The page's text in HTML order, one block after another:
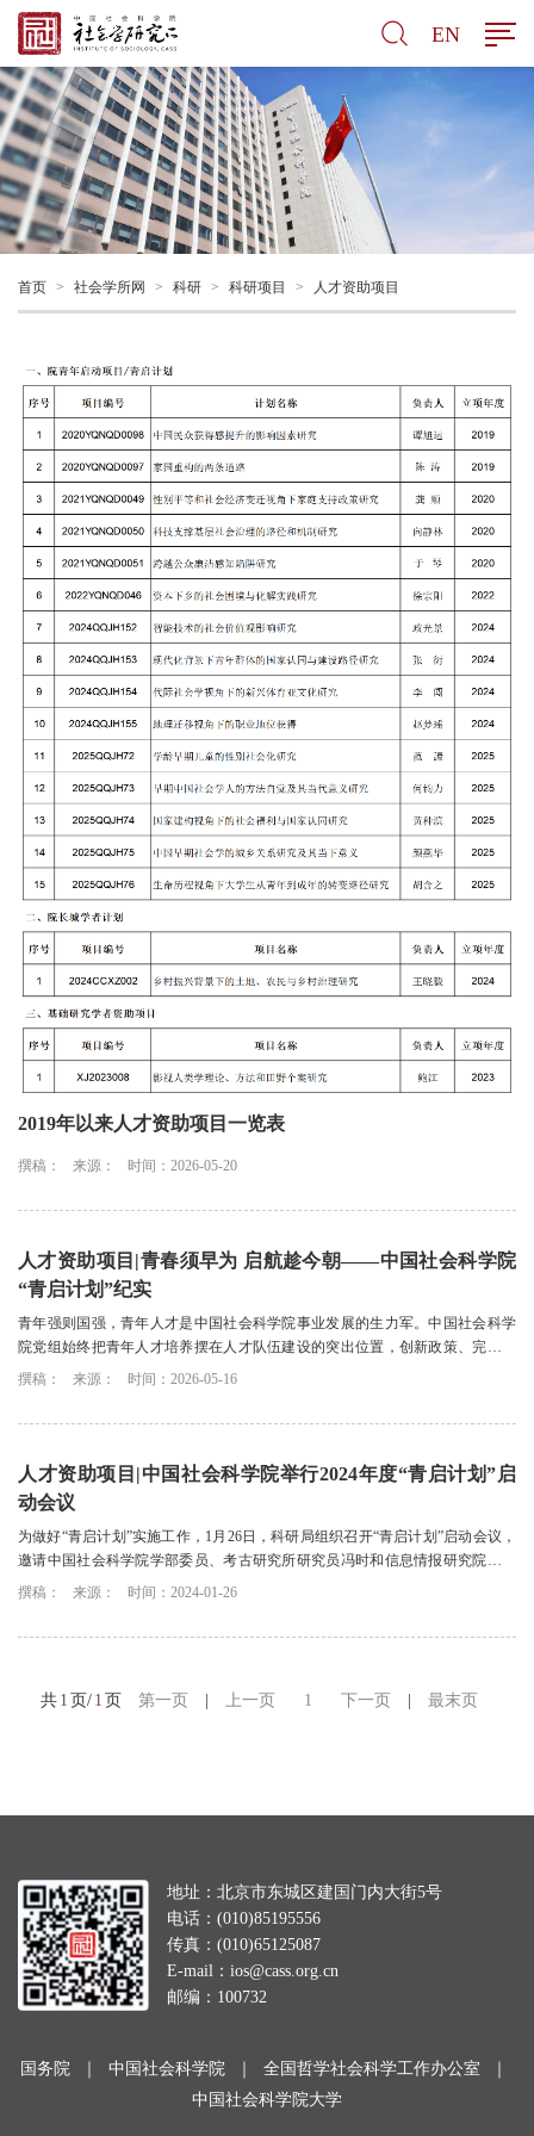
EN
首页 > 社会学所网 > 科研 > 科研项目 > 人才资助项目
2019年以来人才资助项目一览表
撰稿： 来源： 时间：2026-05-20
人才资助项目|青春须早为 启航趁今朝——中国社会科学院
“青启计划”纪实
青年强则国强，青年人才是中国社会科学院事业发展的生力军。中国社会科学
院党组始终把青年人才培养摆在人才队伍建设的突出位置，创新政策、完善机
制、搭建平台、强化激励，制定了一系列有利...
撰稿： 来源： 时间：2026-05-16
人才资助项目|中国社会科学院举行2024年度“青启计划”启
动会议
为做好“青启计划”实施工作，1月26日，科研局组织召开“青启计划”启动会议，
邀请中国社会科学院学部委员、考古研究所研究员冯时和信息情报研究院党委
书记、院长张冠梓研究员作报告，四位青...
撰稿： 来源： 时间：2024-01-26
共 1 页/ 1 页 第一页 上一页 1 下一页 最末页
地址：北京市东城区建国门内大街5号
电话：(010)85195556
传真：(010)65125087
E-mail：ios@cass.org.cn
邮编：100732
国务院 中国社会科学院 全国哲学社会科学工作办公室
中国社会科学院大学